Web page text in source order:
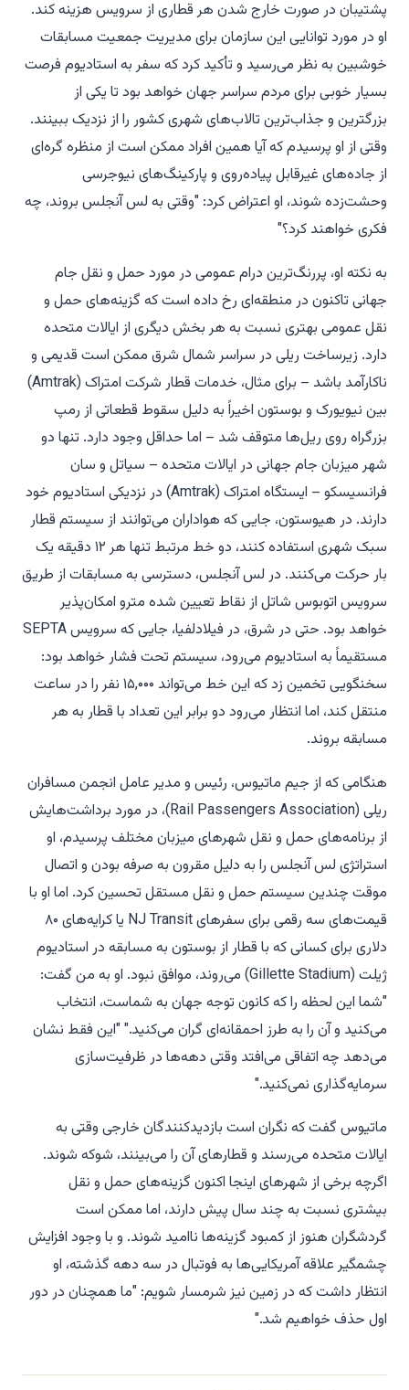
پشتیبان در صورت خارج شدن هر قطاری از سرویس هزینه کند.
او در مورد توانایی این سازمان برای مدیریت جمعیت مسابقات
خوشبین به نظر می‌رسید و تأکید کرد که سفر به استادیوم فرصت
بسیار خوبی برای مردم سراسر جهان خواهد بود تا یکی از
بزرگترین و جذاب‌ترین تالاب‌های شهری کشور را از نزدیک ببینند.
وقتی از او پرسیدم که آیا همین افراد ممکن است از منظره گره‌ای
از جاده‌های غیرقابل پیاده‌روی و پارکینگ‌های نیوجرسی
وحشت‌زده شوند، او اعتراض کرد: "وقتی به لس آنجلس بروند، چه
فکری خواهند کرد؟"
به نکته او، پررنگ‌ترین درام عمومی در مورد حمل و نقل جام
جهانی تاکنون در منطقه‌ای رخ داده است که گزینه‌های حمل و
نقل عمومی بهتری نسبت به هر بخش دیگری از ایالات متحده
دارد. زیرساخت ریلی در سراسر شمال شرق ممکن است قدیمی و
ناکارآمد باشد – برای مثال، خدمات قطار شرکت امتراک (Amtrak)
بین نیویورک و بوستون اخیراً به دلیل سقوط قطعاتی از رمپ
بزرگراه روی ریل‌ها متوقف شد – اما حداقل وجود دارد. تنها دو
شهر میزبان جام جهانی در ایالات متحده – سیاتل و سان
فرانسیسکو – ایستگاه امتراک (Amtrak) در نزدیکی استادیوم خود
دارند. در هیوستون، جایی که هواداران می‌توانند از سیستم قطار
سبک شهری استفاده کنند، دو خط مرتبط تنها هر ۱۲ دقیقه یک
بار حرکت می‌کنند. در لس آنجلس، دسترسی به مسابقات از طریق
سرویس اتوبوس شاتل از نقاط تعیین شده مترو امکان‌پذیر
خواهد بود. حتی در شرق، در فیلادلفیا، جایی که سرویس SEPTA
مستقیماً به استادیوم می‌رود، سیستم تحت فشار خواهد بود:
سخنگویی تخمین زد که این خط می‌تواند ۱۵,۰۰۰ نفر را در ساعت
منتقل کند، اما انتظار می‌رود دو برابر این تعداد با قطار به هر
مسابقه بروند.
هنگامی که از جیم ماتیوس، رئیس و مدیر عامل انجمن مسافران
ریلی (Rail Passengers Association)، در مورد برداشت‌هایش
از برنامه‌های حمل و نقل شهرهای میزبان مختلف پرسیدم، او
استراتژی لس آنجلس را به دلیل مقرون به صرفه بودن و اتصال
موقت چندین سیستم حمل و نقل مستقل تحسین کرد. اما او با
قیمت‌های سه رقمی برای سفرهای NJ Transit یا کرایه‌های ۸۰
دلاری برای کسانی که با قطار از بوستون به مسابقه در استادیوم
ژیلت (Gillette Stadium) می‌روند، موافق نبود. او به من گفت:
"شما این لحظه را که کانون توجه جهان به شماست، انتخاب
می‌کنید و آن را به طرز احمقانه‌ای گران می‌کنید." "این فقط نشان
می‌دهد چه اتفاقی می‌افتد وقتی دهه‌ها در ظرفیت‌سازی
سرمایه‌گذاری نمی‌کنید."
ماتیوس گفت که نگران است بازدیدکنندگان خارجی وقتی به
ایالات متحده می‌رسند و قطارهای آن را می‌بینند، شوکه شوند.
اگرچه برخی از شهرهای اینجا اکنون گزینه‌های حمل و نقل
بیشتری نسبت به چند سال پیش دارند، اما ممکن است
گردشگران هنوز از کمبود گزینه‌ها ناامید شوند. و با وجود افزایش
چشمگیر علاقه آمریکایی‌ها به فوتبال در سه دهه گذشته، او
انتظار داشت که در زمین نیز شرمسار شویم: "ما همچنان در دور
اول حذف خواهیم شد."